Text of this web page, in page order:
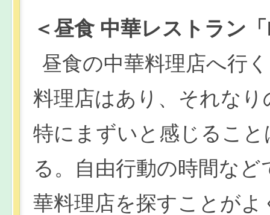
＜昼食 中華レストラン
昼食の中華料理店へ行
料理店はあり、それな
特にまずいと感じるこ
る。自由行動の時間な
華料理店を探すことが